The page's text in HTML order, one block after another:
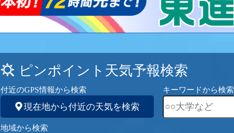
ピンポイント天気予報検索
付近のGPS情報から検索
現在地から付近の天気を検索
キーワードから検索
地域から検索